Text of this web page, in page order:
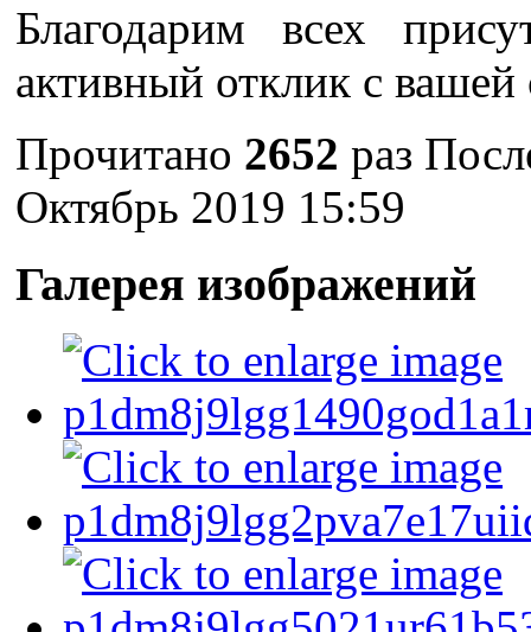
Благодарим всех
активный отклик с
Прочитано 2652 раз
Октябрь 2019 15:59
Галерея изображений